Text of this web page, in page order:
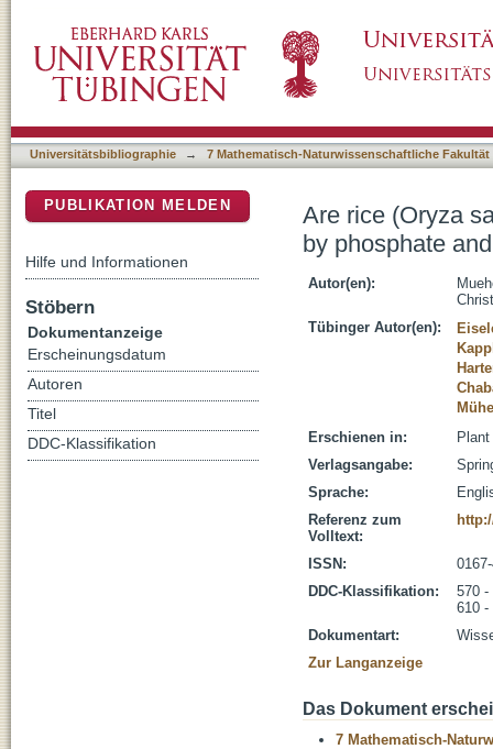
comprehensive study
Universitätsbibliographie → 7 Mathematisch-Naturwissenschaftliche Fakultät
Are rice (Oryza
by phosphate
Autor(en):
Tübinger Autor(en):
Erschienen in:
Verlagsangabe:
Sprache:
Referenz zum
Volltext:
ISSN:
DDC-Klassifikation:
570 -
610 -
Dokumentart:
Zur Langanzeige
Das Dokument
7 Mathematisch-
PUBLIKATION MELDEN
Hilfe und Informationen
Stöbern
Dokumentanzeige
Erscheinungsdatum
Autoren
Titel
DDC-Klassifikation